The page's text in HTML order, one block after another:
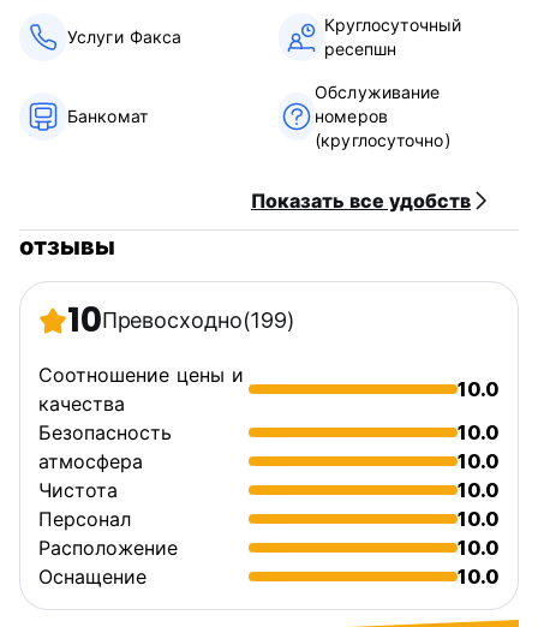
Услуги Факса
Круглосуточный
ресепшн
Банкомат
Обслуживание
номеров
(круглосуточно)
Показать все удобств
отзывы
10Превосходно(199)
Соотношение цены и
качества
10.0
Безопасность
10.0
атмосфера
10.0
Чистота
10.0
Персонал
10.0
Расположение
10.0
Оснащение
10.0